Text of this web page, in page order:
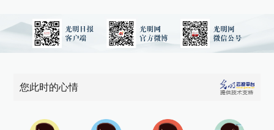
您此时的心情